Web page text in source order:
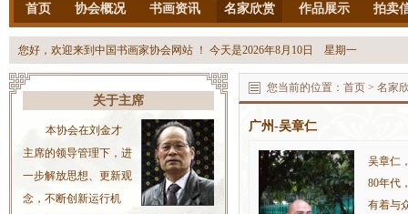
首页 协会概况 书画资讯 名家欣赏 作品展示 拍卖
您好，欢迎来到中国书画家协会网站 ！ 今天是2026年8月10日 星期一
关于主席
本协会在刘金才
主席的领导管理下，进
一步解放思想、更新观
念，不断创新运行机
您当前的位置： 首页 > 名家
广州-吴章仁
吴章仁
80年代
有着与